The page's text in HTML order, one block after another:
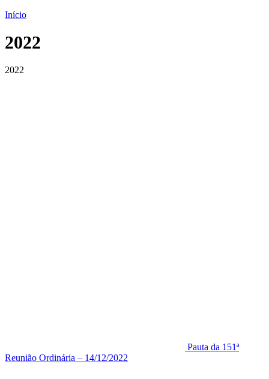
Início
2022
2022
Pauta da 151ª
Reunião Ordinária – 14/12/2022